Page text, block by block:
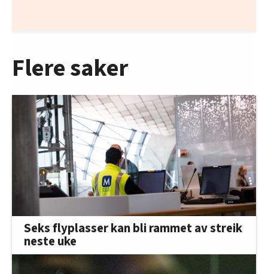
Flere saker
Seks flyplasser kan bli rammet av streik
neste uke